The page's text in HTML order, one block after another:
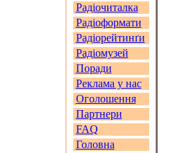
Радіочиталка
Радіоформати
Радіорейтинґи
Радіомузей
Поради
Реклама у нас
Оголошення
Партнери
FAQ
Головна